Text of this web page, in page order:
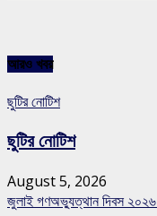
আরও খবর
ছুটির নোটিশ
ছুটির নোটিশ
August 5, 2026
জুলাই গণঅভ্যুত্থান দিবস ২০২৬